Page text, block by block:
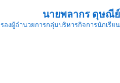
นายพลากร ดุษณีย์
รองผู้อำนวยการกลุ่มบริหารกิจการนักเรียน